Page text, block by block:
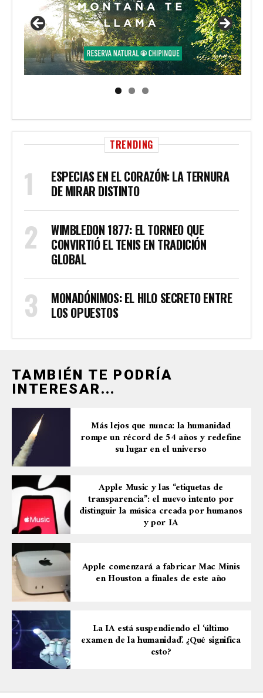
TRENDING
ESPECIAS EN EL CORAZÓN: LA TERNURA
DE MIRAR DISTINTO
WIMBLEDON 1877: EL TORNEO QUE
CONVIRTIÓ EL TENIS EN TRADICIÓN
GLOBAL
MONADÓNIMOS: EL HILO SECRETO ENTRE
LOS OPUESTOS
TAMBIÉN TE PODRÍA
INTERESAR...
Más lejos que nunca: la humanidad
rompe un récord de 54 años y redefine
su lugar en el universo
Apple Music y las “etiquetas de
transparencia”: el nuevo intento por
distinguir la música creada por humanos
y por IA
Apple comenzará a fabricar Mac Minis
en Houston a finales de este año
La IA está suspendiendo el ‘último
examen de la humanidad’. ¿Qué significa
esto?